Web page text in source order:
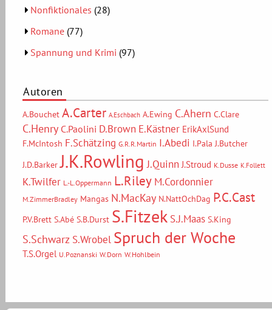
Nonfiktionales (28)
Romane (77)
Spannung und Krimi (97)
Autoren
A.Bouchet A.Carter A.Eschbach A.Ewing C.Ahern C.Clare
C.Henry C.Paolini D.Brown E.Kästner ErikAxlSund
F.McIntosh F.Schätzing G.R.R.Martin I.Abedi I.Pala J.Butcher
J.D.Barker J.K.Rowling J.Quinn J.Stroud K.Dusse K.Follett
K.Twilfer L.-L.Oppermann L.Riley M.Cordonnier
M.ZimmerBradley Mangas N.MacKay N.NattOchDag P.C.Cast
P.V.Brett S.Abé S.B.Durst S.Fitzek S.J.Maas S.King
S.Schwarz S.Wrobel Spruch der Woche
T.S.Orgel U.Poznanski W.Dorn W.Hohlbein